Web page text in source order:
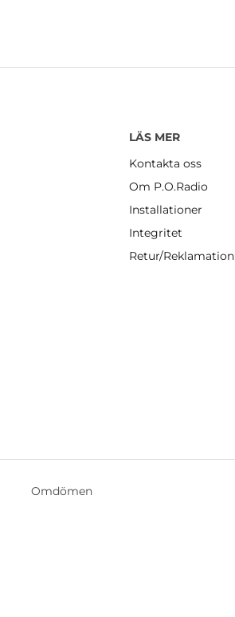
LÄS MER
Kontakta oss
Om P.O.Radio
Installationer
Integritet
Retur/Reklamation
Omdömen